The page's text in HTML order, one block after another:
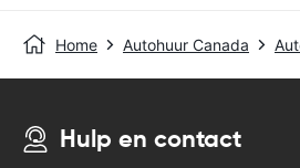
Home Autohuur Canada
Hulp en contact